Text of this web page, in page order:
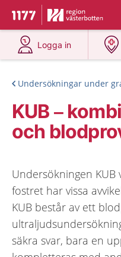
Till startsidan för 1177
Du har valt region
Logga in
på 1177.se
Undersökningar under
KUB –
och
Undersökningen
fostret har vissa
KUB består av ett
säkra svar, bara en